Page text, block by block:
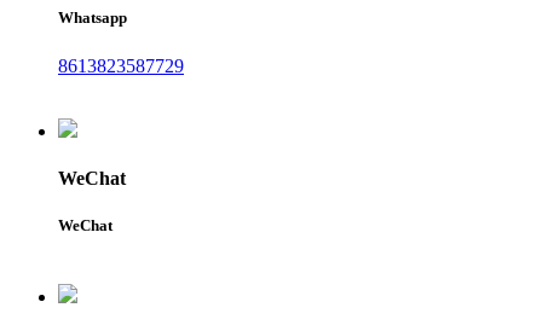
Whatsapp
8613823587729
WeChat
WeChat